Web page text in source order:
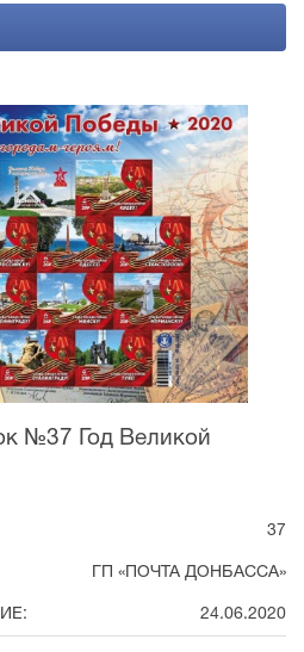
№37 Год Великой
37
ГП «ПОЧТА ДОНБАССА»
24.06.2020